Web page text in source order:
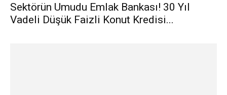
Sektörün Umudu Emlak Bankası! 30 Yıl
Vadeli Düşük Faizli Konut Kredisi...